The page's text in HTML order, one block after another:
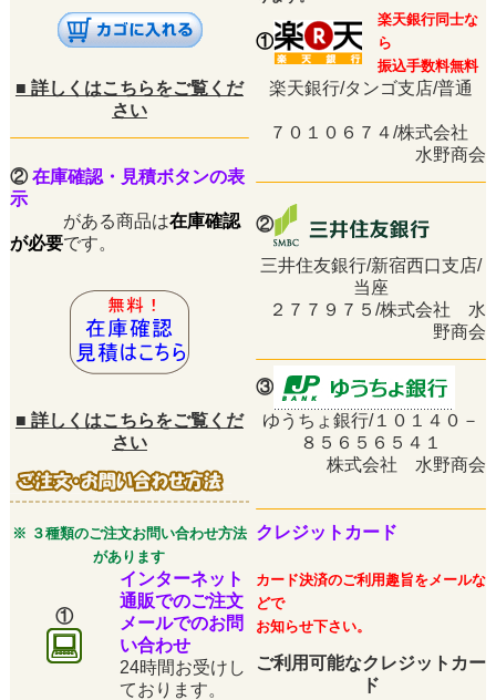
①
楽天銀行同士な
ら
振込手数料無料
■ 詳しくはこちらをご覧くだ
さい
楽天銀行/タンゴ支店/普通
７０１０６７４/株式会社
水野商会
②在庫確認・見積ボタンの表
示
がある商品は在庫確認
が必要です。
②
三井住友銀行/新宿西口支店/
当座
２７７９７５/株式会社 水
野商会
③
■ 詳しくはこちらをご覧くだ
さい
ゆうちょ銀行/１０１４０－
８５６５６５４１
株式会社 水野商会
※ ３種類のご注文お問い合わせ方法
があります
クレジットカード
①
インターネット
通販でのご注文
メールでのお問
い合わせ
24時間お受けし
ております。
カード決済のご利用趣旨をメールな
どで
お知らせ下さい。
ご利用可能なクレジットカー
ド